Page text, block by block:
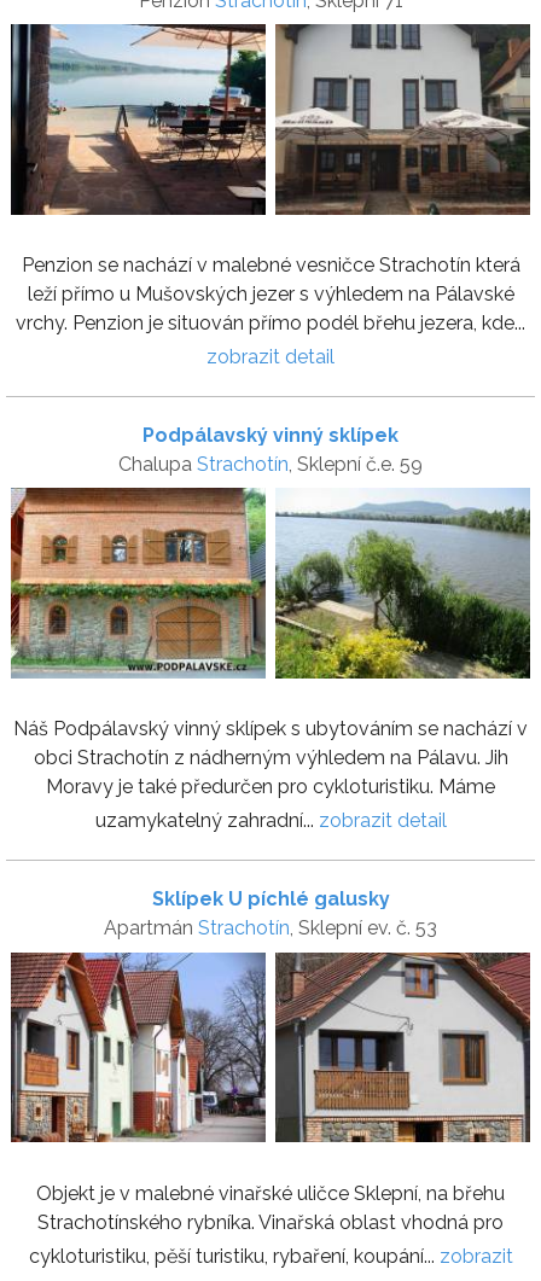
Penzion se nachází v malebné vesničce Strachotín která
leží přímo u Mušovských jezer s výhledem na Pálavské
vrchy. Penzion je situován přímo podél břehu jezera, kde...
zobrazit detail
Podpálavský vinný sklípek
Chalupa Strachotín, Sklepní č.e. 59
Náš Podpálavský vinný sklípek s ubytováním se nachází v
obci Strachotín z nádherným výhledem na Pálavu. Jih
Moravy je také předurčen pro cykloturistiku. Máme
uzamykatelný zahradní... zobrazit detail
Sklípek U píchlé galusky
Apartmán Strachotín, Sklepní ev. č. 53
Objekt je v malebné vinařské uličce Sklepní, na břehu
Strachotínského rybníka. Vinařská oblast vhodná pro
cykloturistiku, pěší turistiku, rybaření, koupání... zobrazit